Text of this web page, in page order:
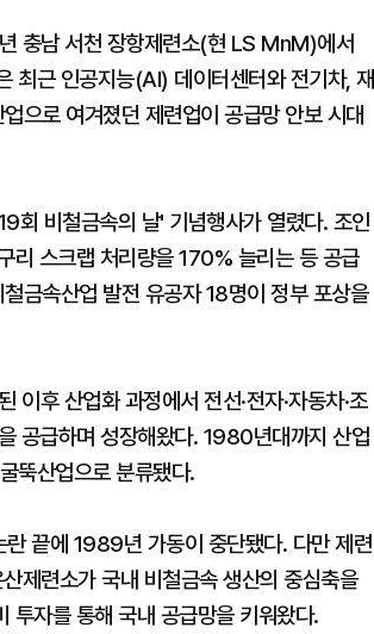
충남 서천 장항제련소(현 LS MnM)에서
최근 인공지능(AI) 데이터센터와 전기차, 재
으로 여겨졌던 제련업이 공급망 안보 시대
회 비철금속의 날' 기념행사가 열렸다. 조인
리 스크랩 처리량을 170% 늘리는 등 공급
금속산업 발전 유공자 18명이 정부 포상을
후 산업화 과정에서 전선·전자·자동차·조
공급하며 성장해왔다. 1980년대까지 산업
뚝산업으로 분류됐다.
끝에 1989년 가동이 중단됐다. 다만 제련
제련소가 국내 비철금속 생산의 중심축을
자를 통해 국내 공급망을 키워왔다.